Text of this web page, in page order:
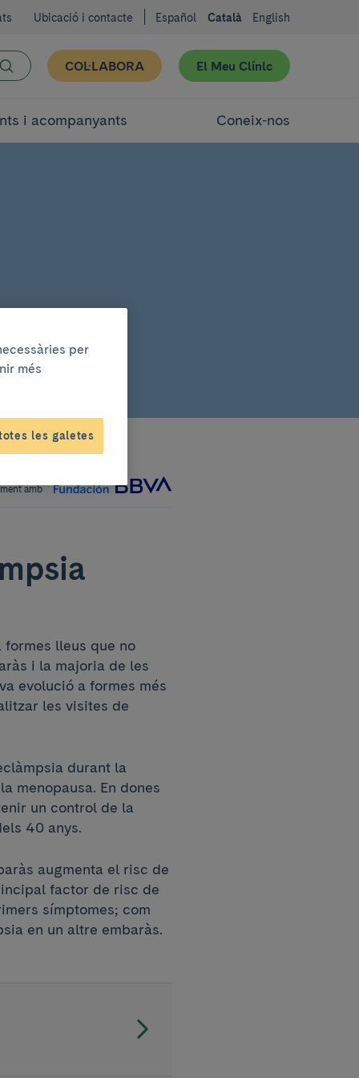
Ubicació i contacte Español Català English
COL·LABORA El Meu Clínic
i acompanyants Coneix-nos
amb
lleus que no
i la majoria de les
evolució a formes més
les visites de
durant la
menopausa. En dones
un control de la
40 anys.
augmenta el risc de
factor de risc de
símptomes; com
en un altre embaràs.
per
més
les galetes